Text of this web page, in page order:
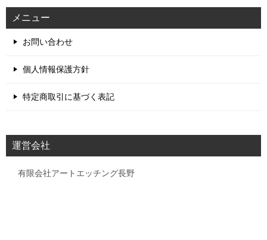
メニュー
お問い合わせ
個人情報保護方針
特定商取引に基づく表記
運営会社
有限会社アートエッチング長野